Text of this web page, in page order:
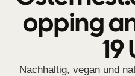
opping
19
Nachhaltig, vegan und